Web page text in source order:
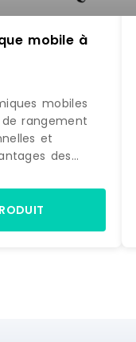
mobile à
mobiles
rangement
et
des
démontable,
de flexibilité
élevé. Les